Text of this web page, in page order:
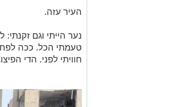
העיר עזה.
נער הייתי וגם זקנתי:
טעמתי הכל. ככה
חוויתי לפני. הדי